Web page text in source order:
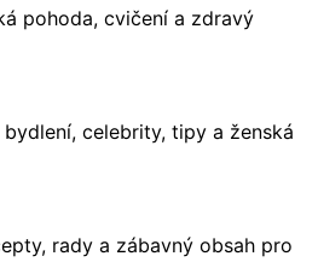
pohoda, cvičení a zdravý
celebrity, tipy a ženská
rady a zábavný obsah pro